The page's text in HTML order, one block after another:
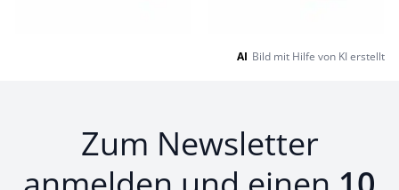
AI Bild mit Hilfe von KI erstellt
Zum Newsletter